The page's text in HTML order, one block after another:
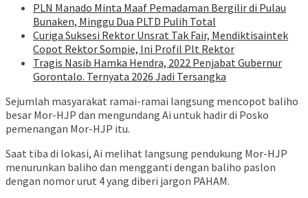
PLN Manado Minta Maaf Pemadaman Bergilir di Pulau
Bunaken, Minggu Dua PLTD Pulih Total
Curiga Suksesi Rektor Unsrat Tak Fair, Mendiktisaintek
Copot Rektor Sompie, Ini Profil Plt Rektor
Tragis Nasib Hamka Hendra, 2022 Penjabat Gubernur
Gorontalo. Ternyata 2026 Jadi Tersangka
Sejumlah masyarakat ramai-ramai langsung mencopot baliho
besar Mor-HJP dan mengundang Ai untuk hadir di Posko
pemenangan Mor-HJP itu.
Saat tiba di lokasi, Ai melihat langsung pendukung Mor-HJP
menurunkan baliho dan mengganti dengan baliho paslon
dengan nomor urut 4 yang diberi jargon PAHAM.